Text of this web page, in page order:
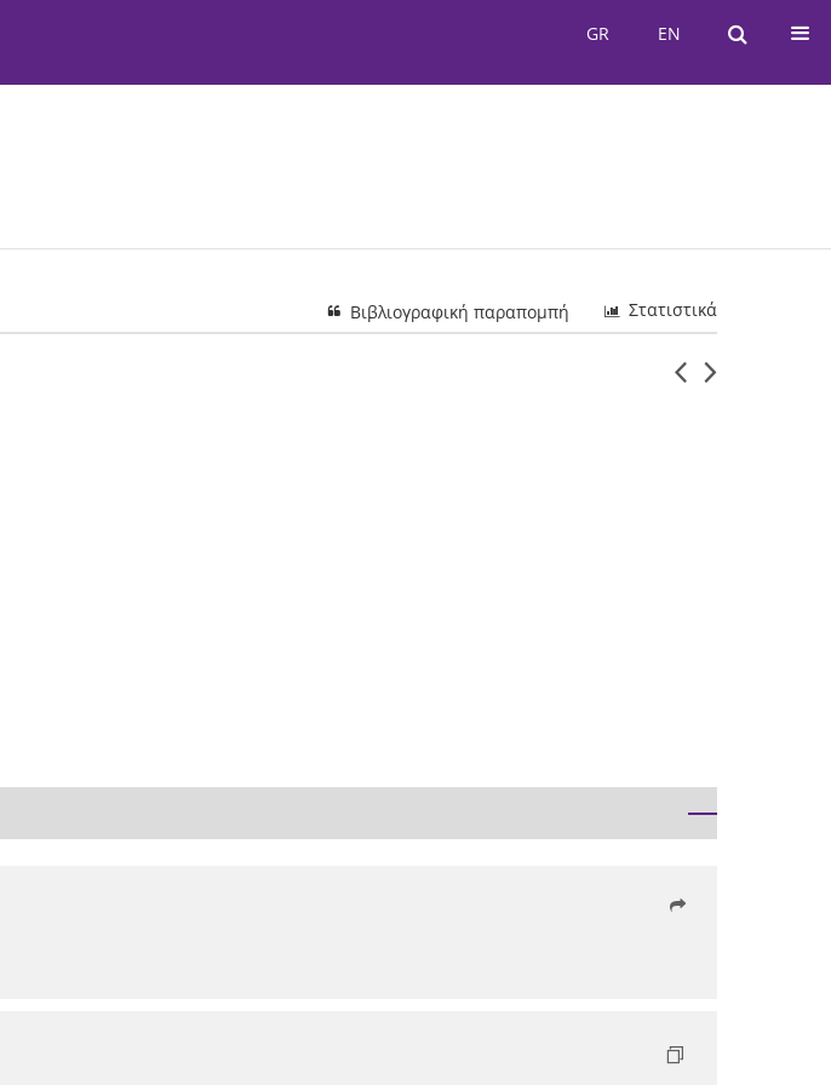
EN
GR EN
GR
Στατιστικά
Βιβλιογραφική παραπομπή